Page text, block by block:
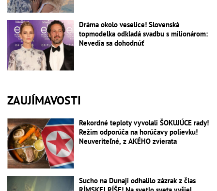
Dráma okolo veselice! Slovenská
topmodelka odkladá svadbu s milionárom:
Nevedia sa dohodnúť
ZAUJÍMAVOSTI
Rekordné teploty vyvolali ŠOKUJÚCE rady!
Režim odporúča na horúčavy polievku!
Neuveriteľné, z AKÉHO zvierata
Sucho na Dunaji odhalilo zázrak z čias